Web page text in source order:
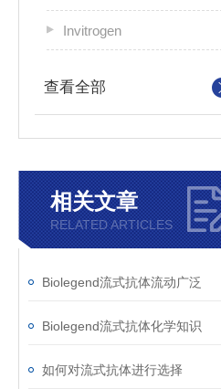
Invitrogen
查看全部
相关文章
RELATED ARTICLES
Biolegend流式抗体流动广泛
Biolegend流式抗体化学知识
如何对流式抗体进行选择